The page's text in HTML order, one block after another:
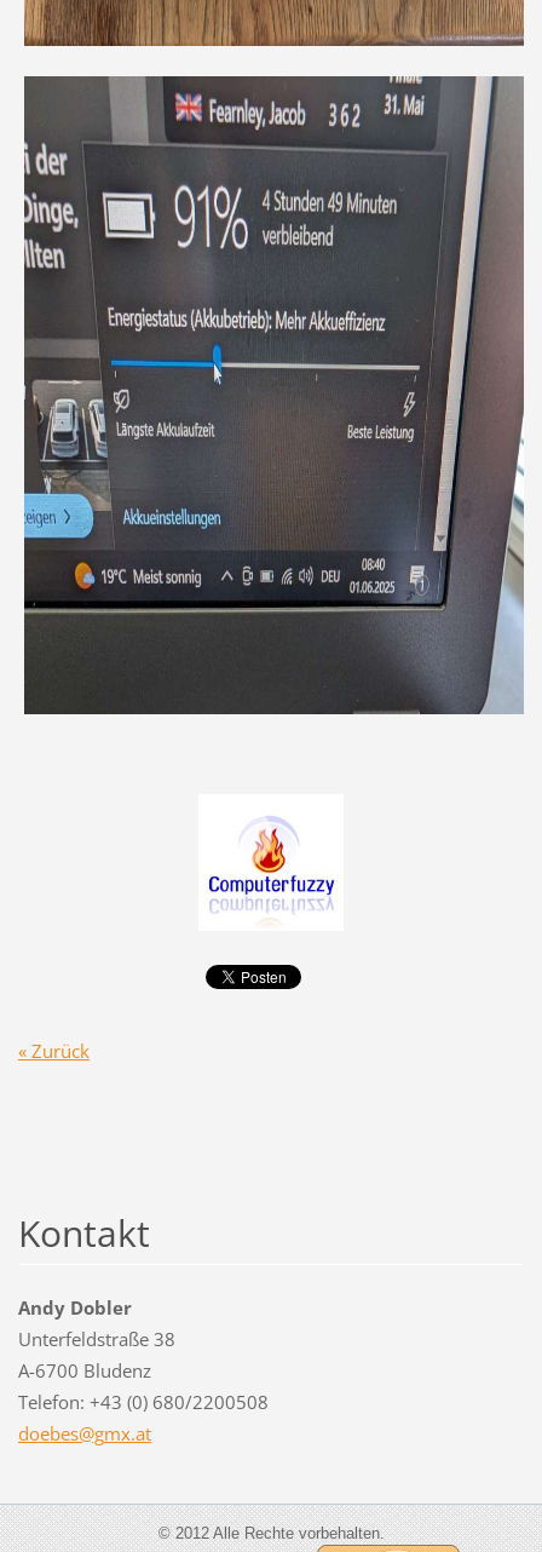
« Zurück
Kontakt
Andy Dobler
Unterfeldstraße 38
A-6700 Bludenz
Telefon: +43 (0) 680/2200508
doebes@gmx.at
© 2012 Alle Rechte vorbehalten.